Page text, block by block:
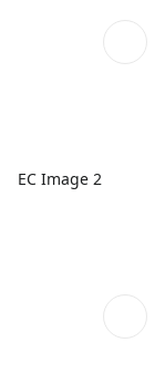
EC Image 2